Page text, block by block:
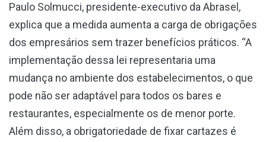
Paulo Solmucci, presidente-executivo da Abrasel,
explica que a medida aumenta a carga de obrigações
dos empresários sem trazer benefícios práticos. “A
implementação dessa lei representaria uma
mudança no ambiente dos estabelecimentos, o que
pode não ser adaptável para todos os bares e
restaurantes, especialmente os de menor porte.
Além disso, a obrigatoriedade de fixar cartazes é